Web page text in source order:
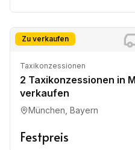
Zu verkaufen
Taxikonzessionen
2 Taxikonzessionen in
verkaufen
München, Bayern
Festpreis